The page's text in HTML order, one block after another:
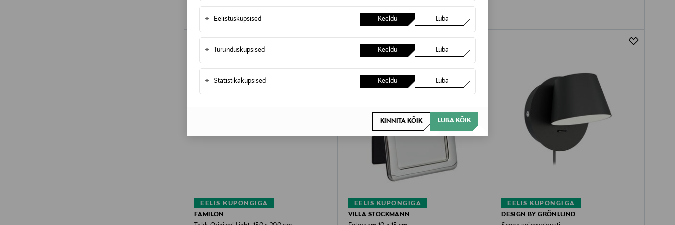
+ Eelistusküpsised Keeldu Luba
+ Turundusküpsised Keeldu Luba
+ Statistikaküpsised Keeldu Luba
KINNITA KÕIK LUBA KÕIK
EELIS KUPONGIGA
FAMILON
EELIS KUPONGIGA
VILLA STOCKMANN
EELIS KUPONGIGA
DESIGN BY GRÖNLUND